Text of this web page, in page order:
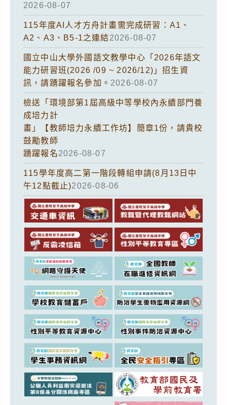
2026-08-07
115年度AI人才方舟計畫需完成研習：A1、
A2、A3、B5-1之連結2026-08-07
國立中山大學外國語文教學中心「2026年語文
能力研習班(2026 /09 ~ 2026/12)」招生資
訊，請踴躍報名參加。 2026-08-07
檢送「環境部第1屆高級中等學校內永續部門養
成培力計
畫」【教師培力永續工作坊】簡章1份，請貴校
鼓勵教師
踴躍報名2026-08-07
115學年度高二第一階段轉組申請(8月13日中
午12點截止)2026-08-06